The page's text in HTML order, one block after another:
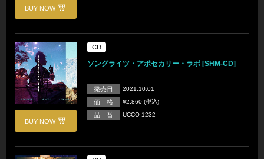
BUY NOW
BUY NOW
CD
ソングライツ・アポセカリー・ラボ [SHM-CD]
発売日 2021.10.01
価 格 ¥2,860 (税込)
品 番 UCCO-1232